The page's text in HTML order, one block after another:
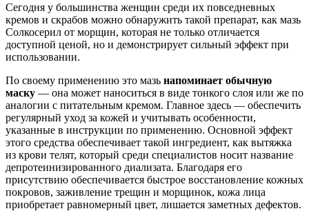
Сегодня у большинства женщин среди их повседневных
кремов и скрабов можно обнаружить такой препарат, как мазь
Солкосерил от морщин, которая не только отличается
доступной ценой, но и демонстрирует сильный эффект при
использовании.
По своему применению это мазь напоминает обычную
маску — она может наноситься в виде тонкого слоя или же по
аналогии с питательным кремом. Главное здесь — обеспечить
регулярный уход за кожей и учитывать особенности,
указанные в инструкции по применению. Основной эффект
этого средства обеспечивает такой ингредиент, как вытяжка
из крови телят, который среди специалистов носит название
депротеинизированного диализата. Благодаря его
присутствию обеспечивается быстрое восстановление кожных
покровов, заживление трещин и морщинок, кожа лица
приобретает равномерный цвет, лишается заметных дефектов.